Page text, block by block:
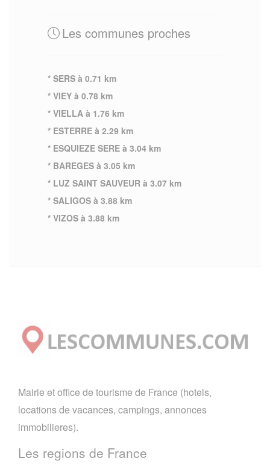
Les communes proches
* SERS à 0.71 km
* VIEY à 0.78 km
* VIELLA à 1.76 km
* ESTERRE à 2.29 km
* ESQUIEZE SERE à 3.04 km
* BAREGES à 3.05 km
* LUZ SAINT SAUVEUR à 3.07 km
* SALIGOS à 3.88 km
* VIZOS à 3.88 km
Mairie et office de tourisme de France (hotels,
locations de vacances, campings, annonces
immobilieres).
Les regions de France